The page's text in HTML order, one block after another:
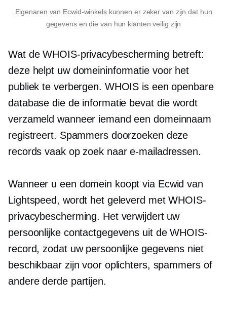
Eigenaren van Ecwid-winkels kunnen er zeker van zijn dat hun
gegevens en die van hun klanten veilig zijn
Wat de WHOIS-privacybescherming betreft:
deze helpt uw ​​domeininformatie voor het
publiek te verbergen. WHOIS is een openbare
database die de informatie bevat die wordt
verzameld wanneer iemand een domeinnaam
registreert. Spammers doorzoeken deze
records vaak op zoek naar e-mailadressen.
Wanneer u een domein koopt via Ecwid van
Lightspeed, wordt het geleverd met WHOIS-
privacybescherming. Het verwijdert uw
persoonlijke contactgegevens uit de WHOIS-
record, zodat uw persoonlijke gegevens niet
beschikbaar zijn voor oplichters, spammers of
andere derde partijen.